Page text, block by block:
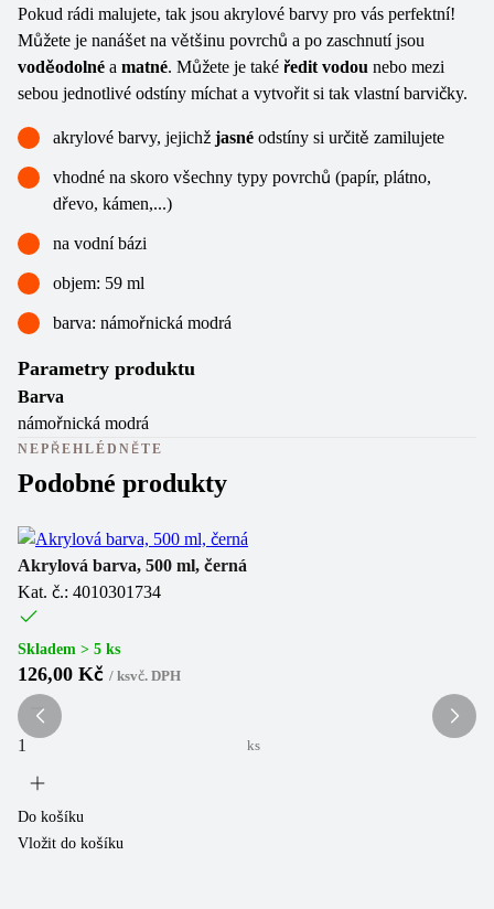
Pokud rádi malujete, tak jsou akrylové barvy pro vás perfektní!
Můžete je nanášet na většinu povrchů a po zaschnutí jsou
voděodolné a matné. Můžete je také ředit vodou nebo mezi
sebou jednotlivé odstíny míchat a vytvořit si tak vlastní barvičky.
akrylové barvy, jejichž jasné odstíny si určitě zamilujete
vhodné na skoro všechny typy povrchů (papír, plátno,
dřevo, kámen,...)
na vodní bázi
objem: 59 ml
barva: námořnická modrá
Parametry produktu
Barva
námořnická modrá
NEPŘEHLÉDNĚTE
Podobné produkty
Akrylová barva, 500 ml, černá
Kat. č.: 4010301734
Skladem > 5 ks
126,00 Kč / ksvč. DPH
ks
Do košíku
Vložit do košíku